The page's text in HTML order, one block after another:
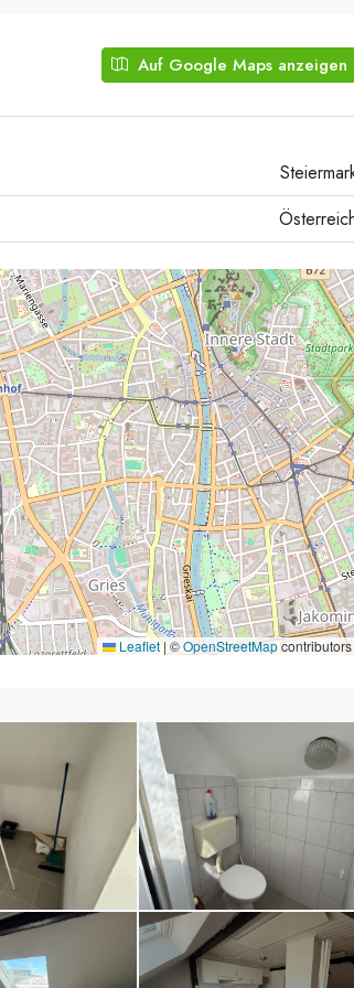
Auf Google Maps anzeigen
Leaflet|©OpenStreetMapcontributors